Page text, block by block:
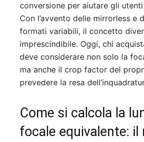
conversione per aiutare gli
Con l’avvento delle mirrorless e
formati variabili, il concetto
imprescindibile. Oggi, chi
deve considerare non solo la
ma anche il crop factor del
prevedere la resa
Come si calcola la
focale equivalente: il